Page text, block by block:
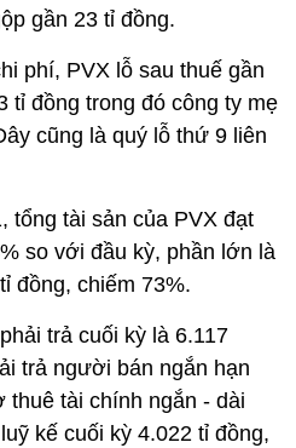
gần 23 tỉ đồng.
phí, PVX lỗ sau thuế gần
tỉ đồng trong đó công ty mẹ
cũng là quý lỗ thứ 9 liên
tổng tài sản của PVX đạt
so với đầu kỳ, phần lớn là
đồng, chiếm 73%.
trả cuối kỳ là 6.117
trả người bán ngắn hạn
thuê tài chính ngắn - dài
kế cuối kỳ 4.022 tỉ đồng,